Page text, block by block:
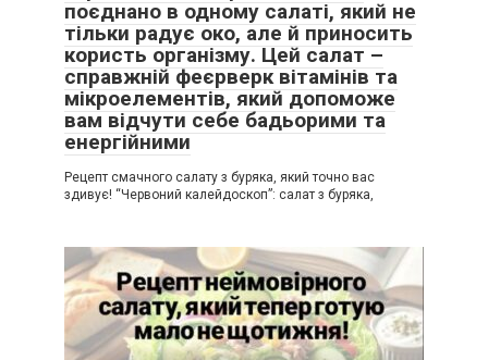
поєднано в одному салаті, який не
тільки радує око, але й приносить
користь організму. Цей салат –
справжній феєрверк вітамінів та
мікроелементів, який допоможе
вам відчути себе бадьорими та
енергійними
Рецепт смачного салату з буряка, який точно вас
здивує! “Червоний калейдоскоп”: салат з буряка,